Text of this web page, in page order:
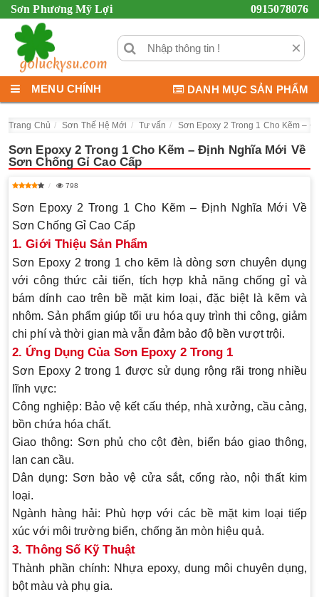
Sơn Phương Mỹ Lợi 0915078076
×
MENU CHÍNH DANH MỤC SẢN PHẨM
Trang Chủ Sơn Thế Hệ Mới Tư vấn Sơn Epoxy 2 Trong 1 Cho Kẽm –
Sơn Epoxy 2 Trong 1 Cho Kẽm – Định Nghĩa Mới Về
Sơn Chống Gỉ Cao Cấp
798
Sơn Epoxy 2 Trong 1 Cho Kẽm – Định Nghĩa Mới Về
Sơn Chống Gỉ Cao Cấp
1. Giới Thiệu Sản Phẩm
Sơn Epoxy 2 trong 1 cho kẽm là dòng sơn chuyên dụng
với công thức cải tiến, tích hợp khả năng chống gỉ và
bám dính cao trên bề mặt kim loại, đặc biệt là kẽm và
nhôm. Sản phẩm giúp tối ưu hóa quy trình thi công, giảm
chi phí và thời gian mà vẫn đảm bảo độ bền vượt trội.
2. Ứng Dụng Của Sơn Epoxy 2 Trong 1
Sơn Epoxy 2 trong 1 được sử dụng rộng rãi trong nhiều
lĩnh vực:
Công nghiệp: Bảo vệ kết cấu thép, nhà xưởng, cầu cảng,
bồn chứa hóa chất.
Giao thông: Sơn phủ cho cột đèn, biển báo giao thông,
lan can cầu.
Dân dụng: Sơn bảo vệ cửa sắt, cổng rào, nội thất kim
loại.
Ngành hàng hải: Phù hợp với các bề mặt kim loại tiếp
xúc với môi trường biển, chống ăn mòn hiệu quả.
3. Thông Số Kỹ Thuật
Thành phần chính: Nhựa epoxy, dung môi chuyên dụng,
bột màu và phụ gia.